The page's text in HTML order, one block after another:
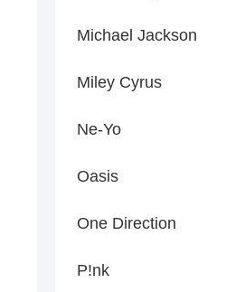
Michael Jackson
Miley Cyrus
Ne-Yo
Oasis
One Direction
P!nk